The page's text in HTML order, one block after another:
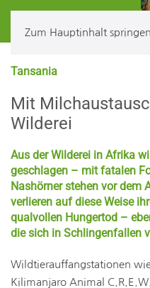
Zum Hauptinhalt springen
Tansania
Mit
Wilderei
Aus der Wilderei in Afrika
geschlagen – mit fatalen
Nashörner stehen vor dem
verlieren auf diese Weise
qualvollen Hungertod –
die sich in Schlingenfallen
Wildtierauffangstationen
Kilimanjaro Animal